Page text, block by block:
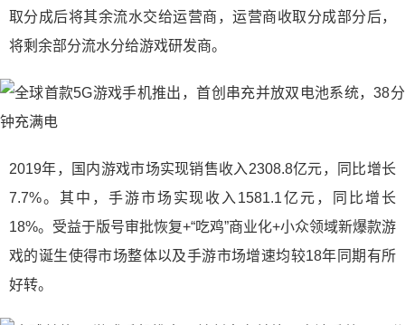
取分成后将其余流水交给运营商，运营商收取分成部分后，
将剩余部分流水分给游戏研发商。
2019年，国内游戏市场实现销售收入2308.8亿元，同比增长
7.7%。其中，手游市场实现收入1581.1亿元，同比增长
18%。受益于版号审批恢复+“吃鸡”商业化+小众领域新爆款游
戏的诞生使得市场整体以及手游市场增速均较18年同期有所
好转。